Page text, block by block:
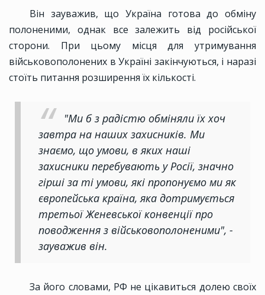
Він зауважив, що Україна готова до обміну
полоненими, однак все залежить від російської
сторони. При цьому місця для утримування
військовополонених в Україні закінчуються, і наразі
стоїть питання розширення їх кількості.
"Ми б з радістю обміняли їх хоч
завтра на наших захисників. Ми
знаємо, що умови, в яких наші
захисники перебувають у Росії, значно
гірші за ті умови, які пропонуємо ми як
європейська країна, яка дотримується
третьої Женевської конвенції про
поводження з військовополоненими", -
зауважив він.
За його словами, РФ не цікавиться долею своїх